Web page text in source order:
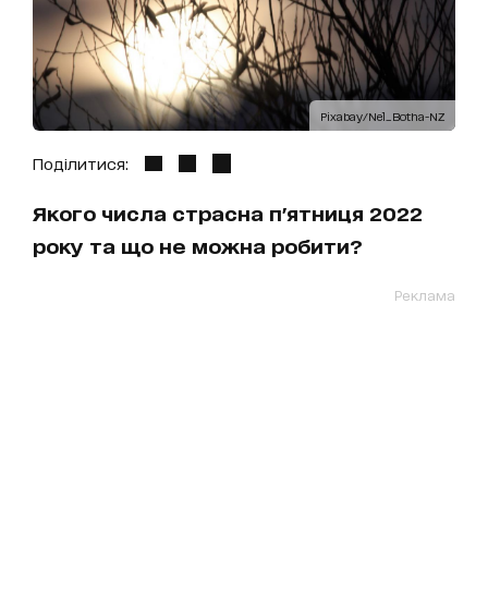
Pixabay/Nel_Botha-NZ
Поділитися:
Якого числа страсна п'ятниця 2022
року та що не можна робити?
Реклама